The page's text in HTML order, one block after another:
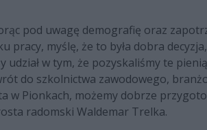
pod uwagę demografię oraz
pracy, myślę, że to była dobra
udział w tym, że pozyskaliśmy te
do szkolnictwa zawodowego,
w Pionkach, możemy dobrze
radomski Waldemar Trelka.